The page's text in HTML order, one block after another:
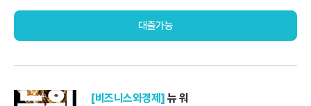
대출가능
[비즈니스와경제] 뉴 워